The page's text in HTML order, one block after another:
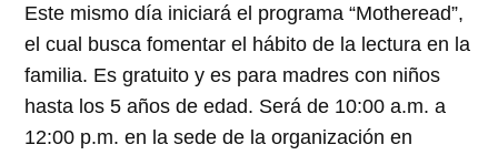
Este mismo día iniciará el programa “Motheread”,
el cual busca fomentar el hábito de la lectura en la
familia. Es gratuito y es para madres con niños
hasta los 5 años de edad. Será de 10:00 a.m. a
12:00 p.m. en la sede de la organización en